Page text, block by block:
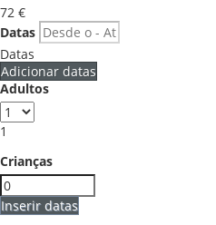
72 €
Datas
Datas
Adicionar datas
Adultos
1
Crianças
Inserir datas